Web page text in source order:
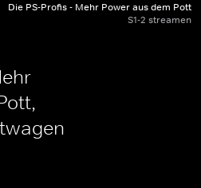
Die PS-Profis - Mehr Power aus dem Pott
S1-2 streamen